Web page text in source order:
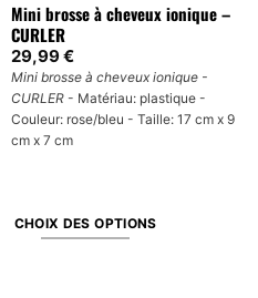
Mini brosse à cheveux ionique –
CURLER
29,99€
Mini brosse à cheveux ionique -
CURLER- Matériau: plastique -
Couleur: rose/bleu - Taille: 17 cm x 9
cm x 7 cm
CHOIX DES OPTIONS